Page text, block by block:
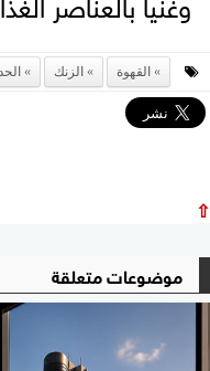
القهوة الزنك
⇧
موضوعات متعلقة